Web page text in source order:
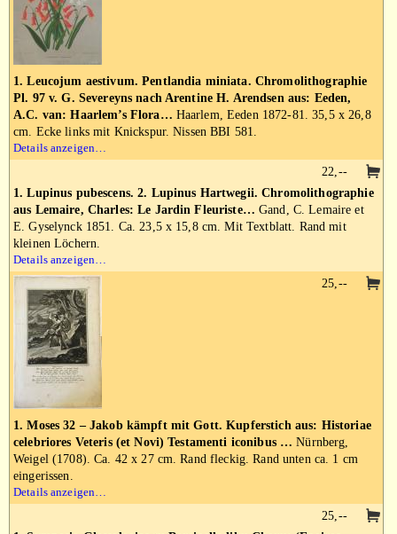
1. Leucojum aestivum. Pentlandia miniata. Chromolithographie
Pl. 97 v. G. Severeyns nach Arentine H. Arendsen aus: Eeden,
A.C. van: Haarlem’s Flora… Haarlem, Eeden 1872-81. 35,5 x 26,8
cm. Ecke links mit Knickspur. Nissen BBI 581.
Details anzeigen…
1. Lupinus pubescens. 2. Lupinus Hartwegii. Chromolithographie
aus Lemaire, Charles: Le Jardin Fleuriste… Gand, C. Lemaire et
E. Gyselynck 1851. Ca. 23,5 x 15,8 cm. Mit Textblatt. Rand mit
kleinen Löchern.
Details anzeigen…
22,--
1. Moses 32 – Jakob kämpft mit Gott. Kupferstich aus: Historiae
celebriores Veteris (et Novi) Testamenti iconibus … Nürnberg,
Weigel (1708). Ca. 42 x 27 cm. Rand fleckig. Rand unten ca. 1 cm
eingerissen.
Details anzeigen…
25,--
25,--